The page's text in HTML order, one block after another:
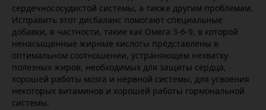
сердечнососудистой системы, а также другим проблемам.
Исправить этот дисбаланс помогают специальные
добавки, в частности, такие как Омега 3-6-9, в которой
ненасыщенные жирные кислоты представлены в
оптимальном соотношении, устраняющем нехватку
полезных жиров, необходимых для защиты сердца,
хорошей работы мозга и нервной системы, для усвоения
некоторых витаминов и хорошей работы гормональной
системы.